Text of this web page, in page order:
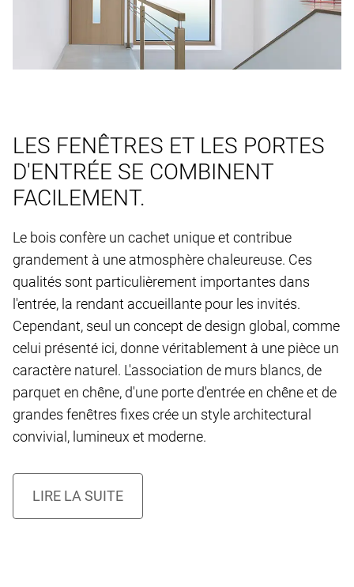
LES FENÊTRES ET LES PORTES
D'ENTRÉE SE COMBINENT
FACILEMENT.
Le bois confère un cachet unique et contribue
grandement à une atmosphère chaleureuse. Ces
qualités sont particulièrement importantes dans
l'entrée, la rendant accueillante pour les invités.
Cependant, seul un concept de design global, comme
celui présenté ici, donne véritablement à une pièce un
caractère naturel. L'association de murs blancs, de
parquet en chêne, d'une porte d'entrée en chêne et de
grandes fenêtres fixes crée un style architectural
convivial, lumineux et moderne.